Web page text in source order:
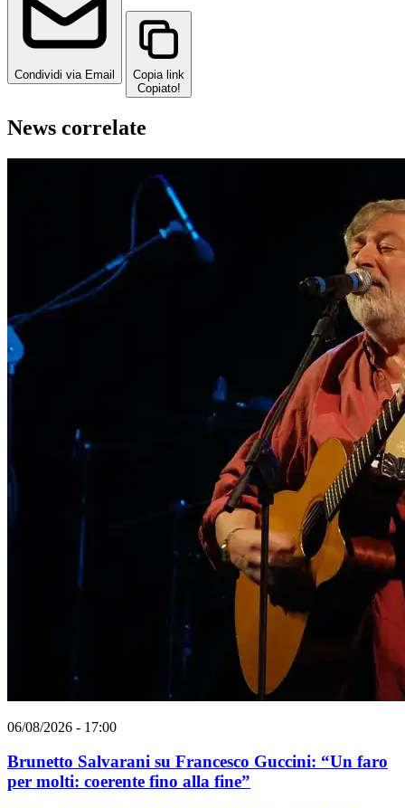
Condividi via Email
Copia link
Copiato!
News correlate
06/08/2026 - 17:00
Brunetto Salvarani su Francesco Guccini: “Un faro
per molti: coerente fino alla fine”